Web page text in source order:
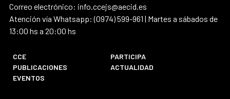
Correo electrónico: info.ccejs@aecid.es
Atención vía Whatsapp: (0974) 599-961 | Martes a sábados de
13:00 hs a 20:00 hs
CCE
PARTICIPA
PUBLICACIONES
ACTUALIDAD
EVENTOS